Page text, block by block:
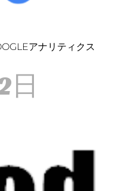
アナリティクス